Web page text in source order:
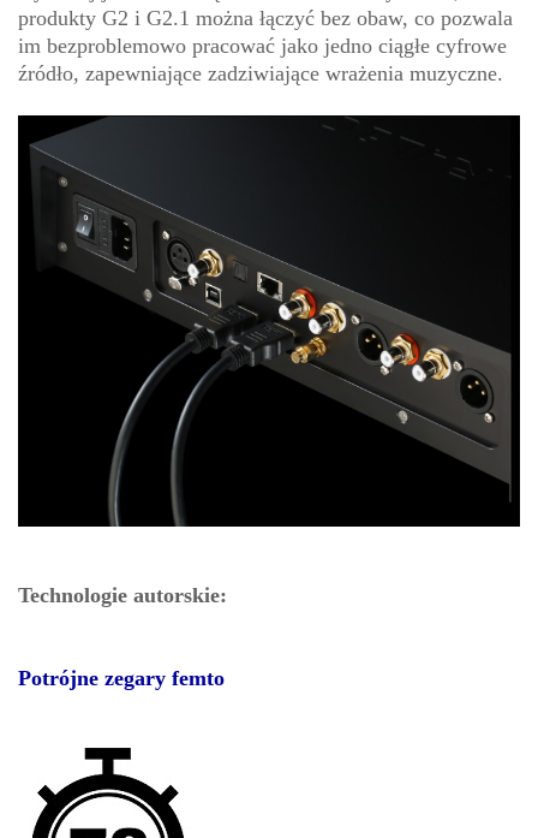
produkty G2 i G2.1 można łączyć bez obaw, co pozwala
im bezproblemowo pracować jako jedno ciągłe cyfrowe
źródło, zapewniające zadziwiające wrażenia muzyczne.
Technologie autorskie:
Potrójne zegary femto